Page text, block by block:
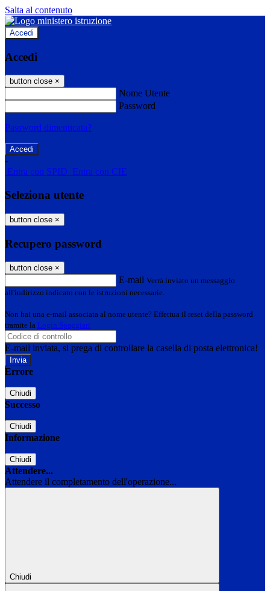
Salta al contenuto
Accedi
Accedi
button close ×
Nome Utente
Password
Password dimenticata?
-
Entra con SPID Entra con CIE
Seleziona utente
button close ×
Recupero password
button close ×
E-mail Verrà inviato un messaggio
all'indirizzo indicato con le istruzioni necessarie.
Non hai una e-mail associata al nome utente? Effettua il reset della password
tramite la Login Spaggiari
E-mail inviata, si prega di controllare la casella di posta elettronica!
Errore
Chiudi
Successo
Chiudi
Informazione
Chiudi
Attendere...
Attendere il completamento dell'operazione...
Chiudi